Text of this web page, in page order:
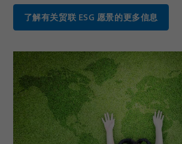
了解有关贸联 ESG 愿景的更多信息